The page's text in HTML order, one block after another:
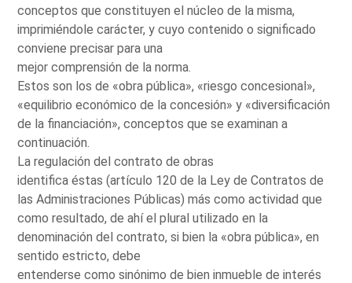
conceptos que constituyen el núcleo de la misma,
imprimiéndole carácter, y cuyo contenido o significado
conviene precisar para una
mejor comprensión de la norma.
Estos son los de «obra pública», «riesgo concesional»,
«equilibrio económico de la concesión» y «diversificación
de la financiación», conceptos que se examinan a
continuación.
La regulación del contrato de obras
identifica éstas (artículo 120 de la Ley de Contratos de
las Administraciones Públicas) más como actividad que
como resultado, de ahí el plural utilizado en la
denominación del contrato, si bien la «obra pública», en
sentido estricto, debe
entenderse como sinónimo de bien inmueble de interés